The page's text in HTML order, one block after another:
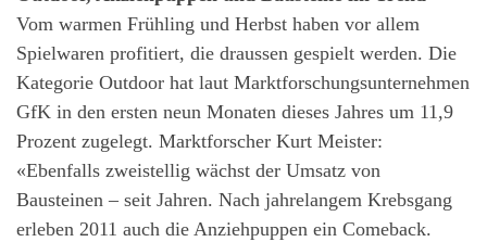
Vom warmen Frühling und Herbst haben vor allem
Spielwaren profitiert, die draussen gespielt werden. Die
Kategorie Outdoor hat laut Marktforschungsunternehmen
GfK in den ersten neun Monaten dieses Jahres um 11,9
Prozent zugelegt. Marktforscher Kurt Meister:
«Ebenfalls zweistellig wächst der Umsatz von
Bausteinen – seit Jahren. Nach jahrelangem Krebsgang
erleben 2011 auch die Anziehpuppen ein Comeback.